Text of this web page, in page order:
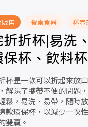
販售 餐桌食器 杯壺
折折杯|易洗
保杯、飲料杯
杯昰一款可以折起來放
解決了攜帶不便的問題
鬆，易洗、易帶，隨時
款環保杯，以減少一次
雙贏。